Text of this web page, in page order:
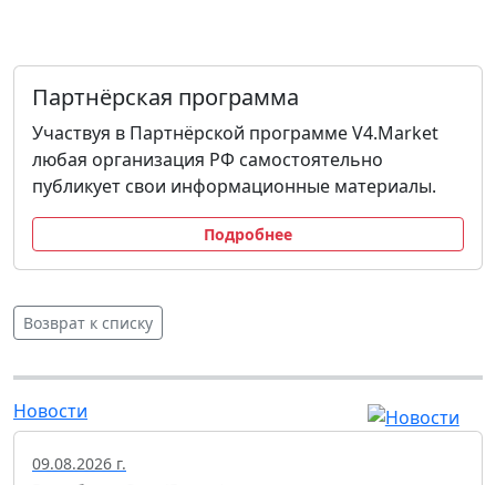
Партнёрская программа
Участвуя в Партнёрской программе V4.Market
любая организация РФ самостоятельно
публикует свои информационные материалы.
Подробнее
Возврат к списку
Новости
09.08.2026 г.